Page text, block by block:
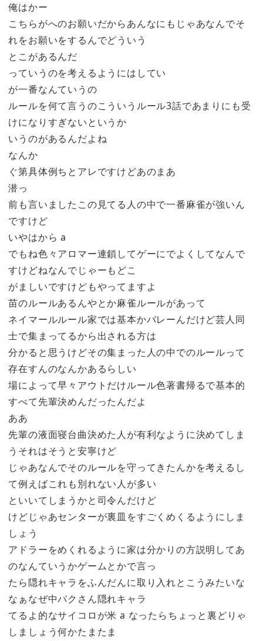
俺はかー
こちらがへのお願いだからあんなにもじゃあなんでそ
れをお願いをするんでどういう
とこがあるんだ
っていうのを考えるようにはしてい
が一番なんていうの
ルールを何て言うのこういうルール3話であまりにも受
けになりすぎないというか
いうのがあるんだよね
なんか
ぐ第具体例ちとアレですけどあのまあ
潜っ
前も言いましたこの見てる人の中で一番麻雀が強いん
ですけど
いやはから a
でもね色々アロマー連鎖してゲーにでよくしてなんで
すけどねなんでじゃーもどこ
がましいですけどもやってますよ
苗のルールあるんやとか麻雀ルールがあって
ネイマールルール家では基本かバレーんだけど芸人同
士で集まってるから出される方は
分かると思うけどその集まった人の中でのルールって
存在すんのなんかあるらしい
場によって早々アウトだけルール色著書帰るで基本的
すべて先輩決めんだったんだよ
ああ
先輩の液面寝台曲決めた人が有利なように決めてしま
うそれはそうと安寧けど
じゃあなんでそのルールを守ってきたんかを考えるし
て例えばこれも別れない人が多い
といいてしまうかと司令んだけど
けどじゃあセンターが裏皿をすごくめくるようにしま
しょう
アドラーをめくれるように家は分かりの方説明してあ
のなんていうかゲームとかで言っ
たら隠れキャラをふんだんに取り入れとこうみたいな
なぁなぜ中パクさん隠れキャラ
てるよ的なサイコロが米 a なったらちょっと裏どりゃ
しましょう何かたまたま